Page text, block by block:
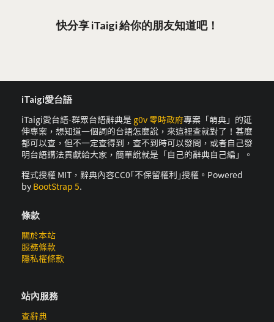
快分享 iTaigi 給你的朋友知道吧！
iTaigi愛台語
iTaigi愛台語-群眾台語辭典是 g0v 零時政府專案「萌典」的延
伸專案，想知道一個詞的台語怎麼說，來這裡查就對了！甚麼
都可以查，但不一定查得到，查不到時可以發問，或者自己發
明台語講法貢獻給大家，簡單說就是「自己的辭典自己編」。
程式授權 MIT，辭典內容CC0｢不保留權利｣授權。Powered
by BootStrap 5.
條款
關於本站
服務條款
隱私權條款
站內服務
查辭典